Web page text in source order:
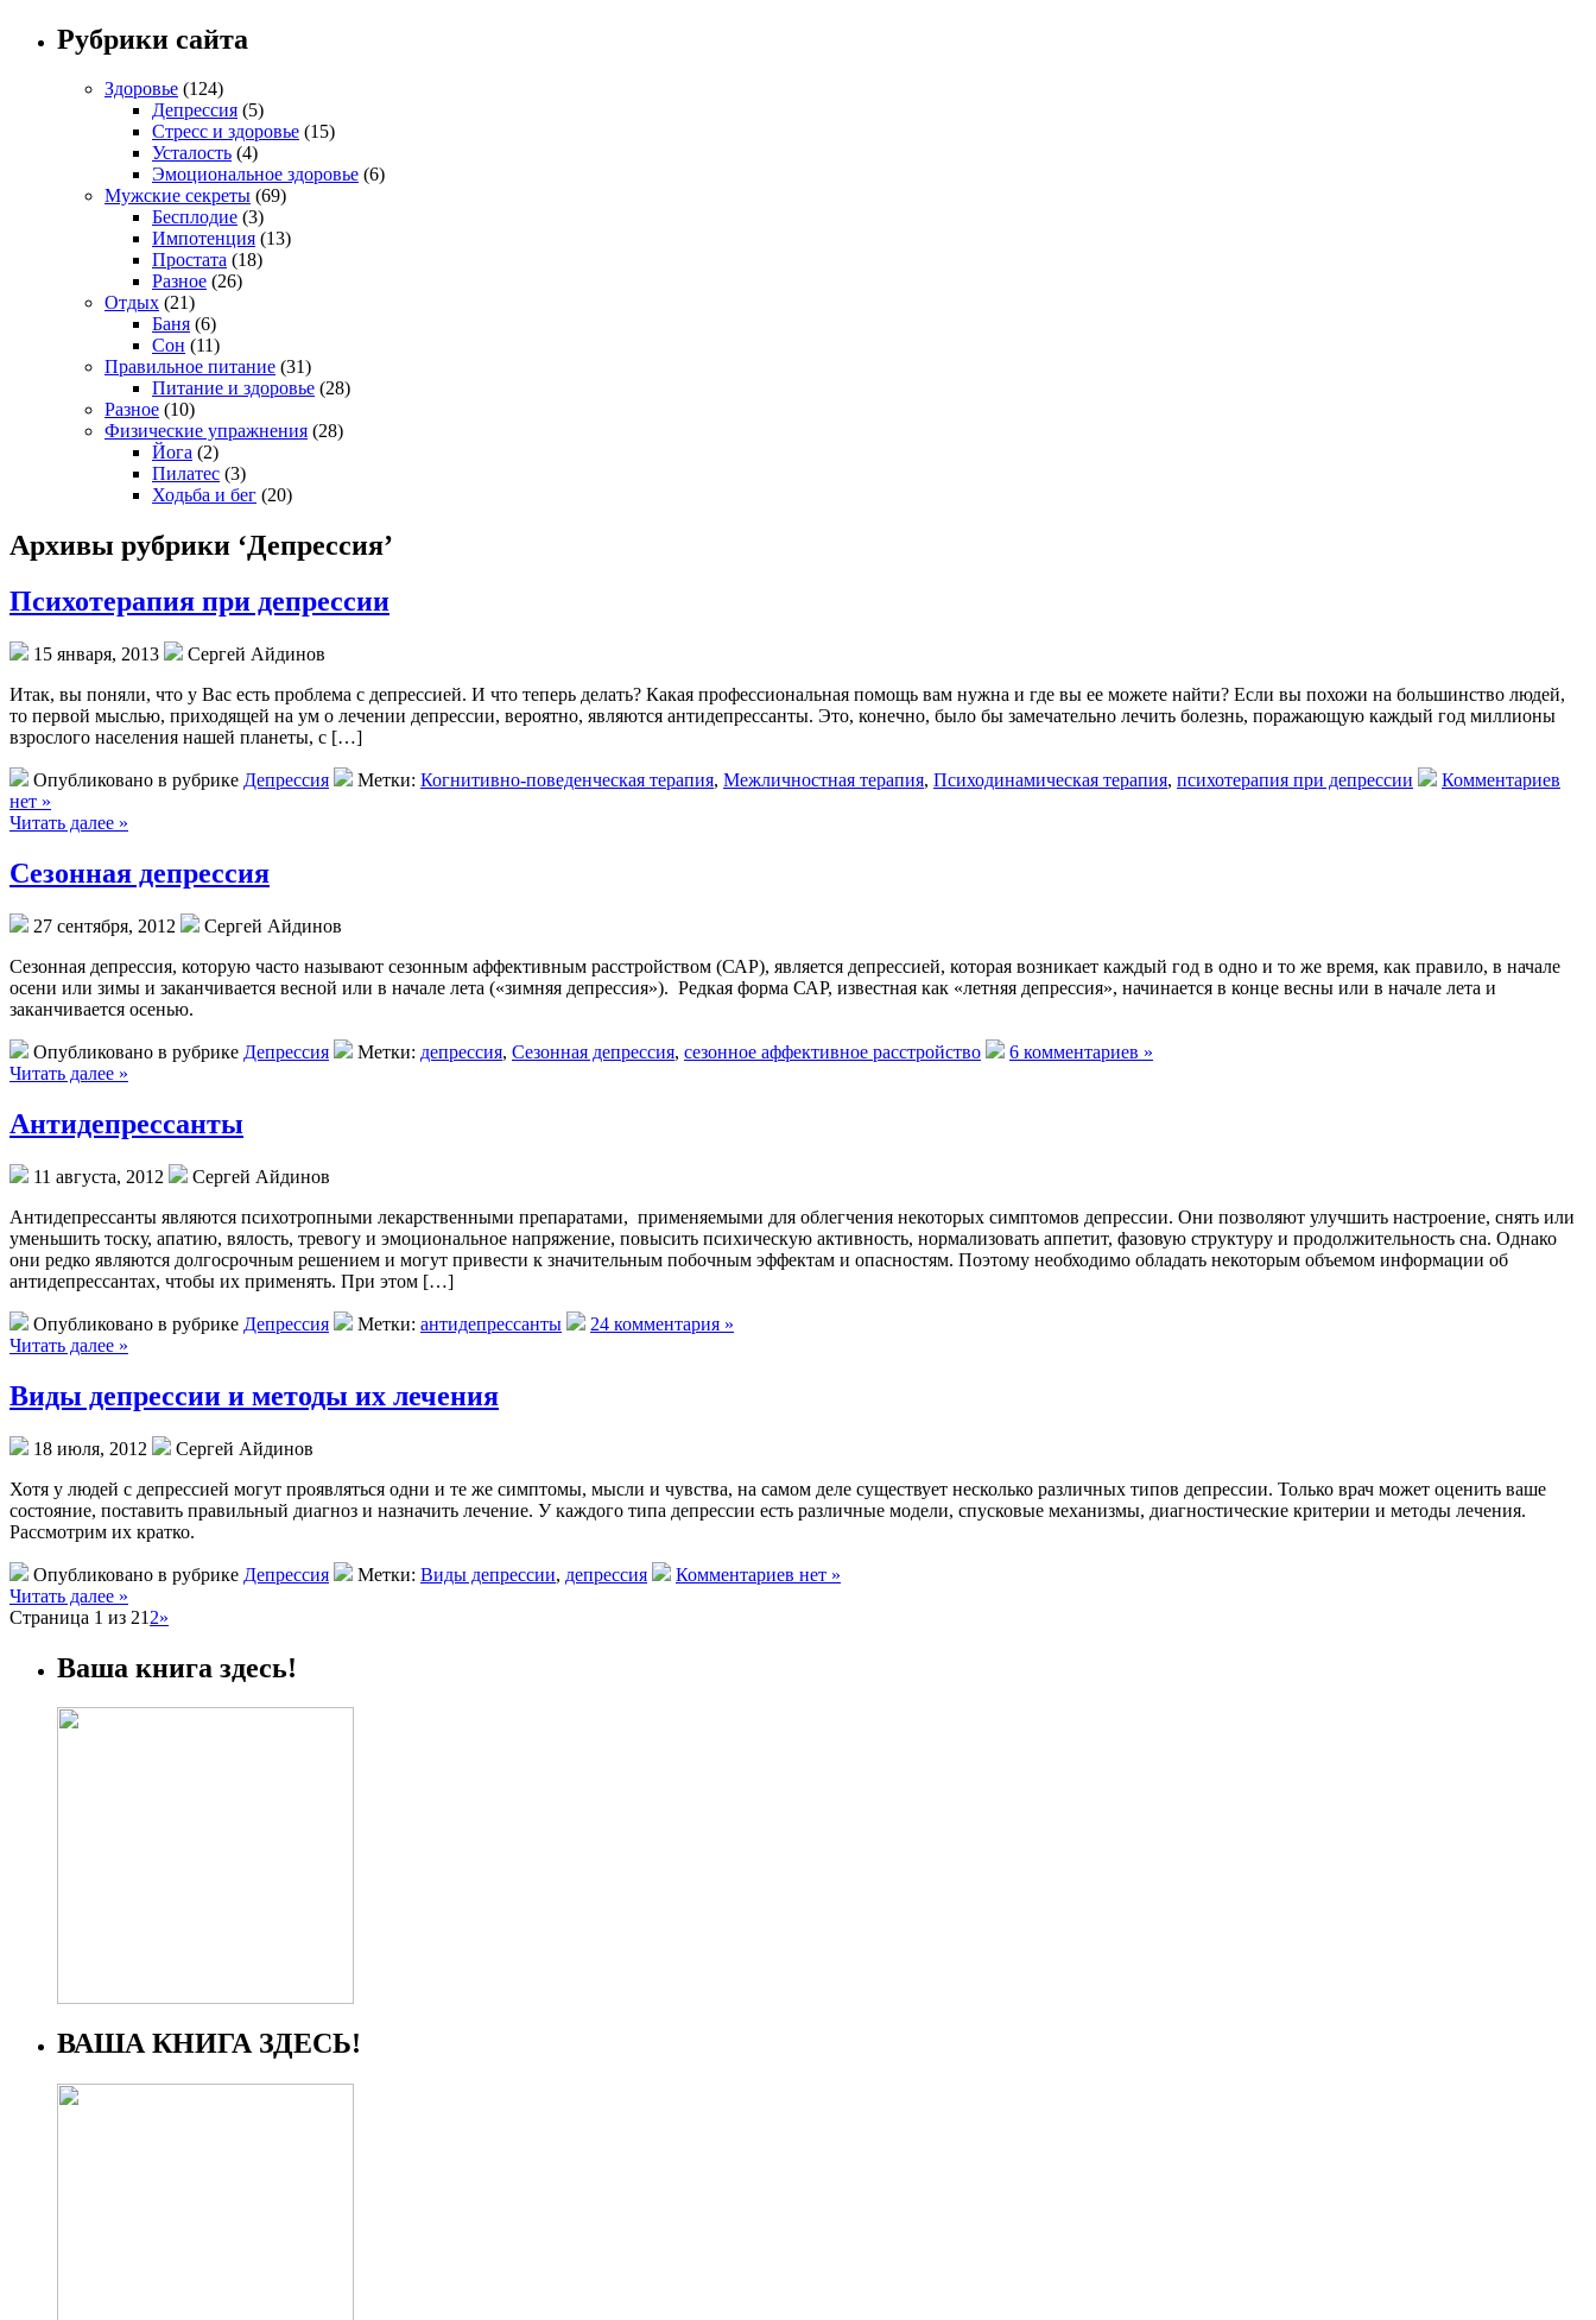
Рубрики сайта
Здоровье (124)
Депрессия (5)
Стресс и здоровье (15)
Усталость (4)
Эмоциональное здоровье (6)
Мужские секреты (69)
Бесплодие (3)
Импотенция (13)
Простата (18)
Разное (26)
Отдых (21)
Баня (6)
Сон (11)
Правильное питание (31)
Питание и здоровье (28)
Разное (10)
Физические упражнения (28)
Йога (2)
Пилатес (3)
Ходьба и бег (20)
Архивы рубрики ‘Депрессия’
Психотерапия при депрессии
15 января, 2013
Сергей Айдинов
Итак, вы поняли, что у Вас есть проблема с депрессией. И что теперь делать? Какая профессиональная помощь вам нужна и где вы ее можете найти? Если вы похожи на большинство людей,
то первой мыслью, приходящей на ум о лечении депрессии, вероятно, являются антидепрессанты. Это, конечно, было бы замечательно лечить болезнь, поражающую каждый год миллионы
взрослого населения нашей планеты, с […]
Опубликовано в рубрике Депрессия Метки: Когнитивно-поведенческая терапия, Межличностная терапия, Психодинамическая терапия, психотерапия при депрессии
Комментариев
нет »
Читать далее »
Сезонная депрессия
27 сентября, 2012
Сергей Айдинов
Сезонная депрессия, которую часто называют сезонным аффективным расстройством (САР), является депрессией, которая возникает каждый год в одно и то же время, как правило, в начале
осени или зимы и заканчивается весной или в начале лета («зимняя депрессия»). Редкая форма САР, известная как «летняя депрессия», начинается в конце весны или в начале лета и
заканчивается осенью.
Опубликовано в рубрике Депрессия Метки: депрессия, Сезонная депрессия, сезонное аффективное расстройство
6 комментариев »
Читать далее »
Антидепрессанты
11 августа, 2012
Сергей Айдинов
Антидепрессанты являются психотропными лекарственными препаратами, применяемыми для облегчения некоторых симптомов депрессии. Они позволяют улучшить настроение, снять или
уменьшить тоску, апатию, вялость, тревогу и эмоциональное напряжение, повысить психическую активность, нормализовать аппетит, фазовую структуру и продолжительность сна. Однако
они редко являются долгосрочным решением и могут привести к значительным побочным эффектам и опасностям. Поэтому необходимо обладать некоторым объемом информации об
антидепрессантах, чтобы их применять. При этом […]
Опубликовано в рубрике Депрессия Метки: антидепрессанты
24 комментария »
Читать далее »
Виды депрессии и методы их лечения
18 июля, 2012
Сергей Айдинов
Хотя у людей с депрессией могут проявляться одни и те же симптомы, мысли и чувства, на самом деле существует несколько различных типов депрессии. Только врач может оценить ваше
состояние, поставить правильный диагноз и назначить лечение. У каждого типа депрессии есть различные модели, спусковые механизмы, диагностические критерии и методы лечения.
Рассмотрим их кратко.
Опубликовано в рубрике Депрессия Метки: Виды депрессии, депрессия
Комментариев нет »
Читать далее »
Страница 1 из 21 2»
Ваша книга здесь!
ВАША КНИГА ЗДЕСЬ!